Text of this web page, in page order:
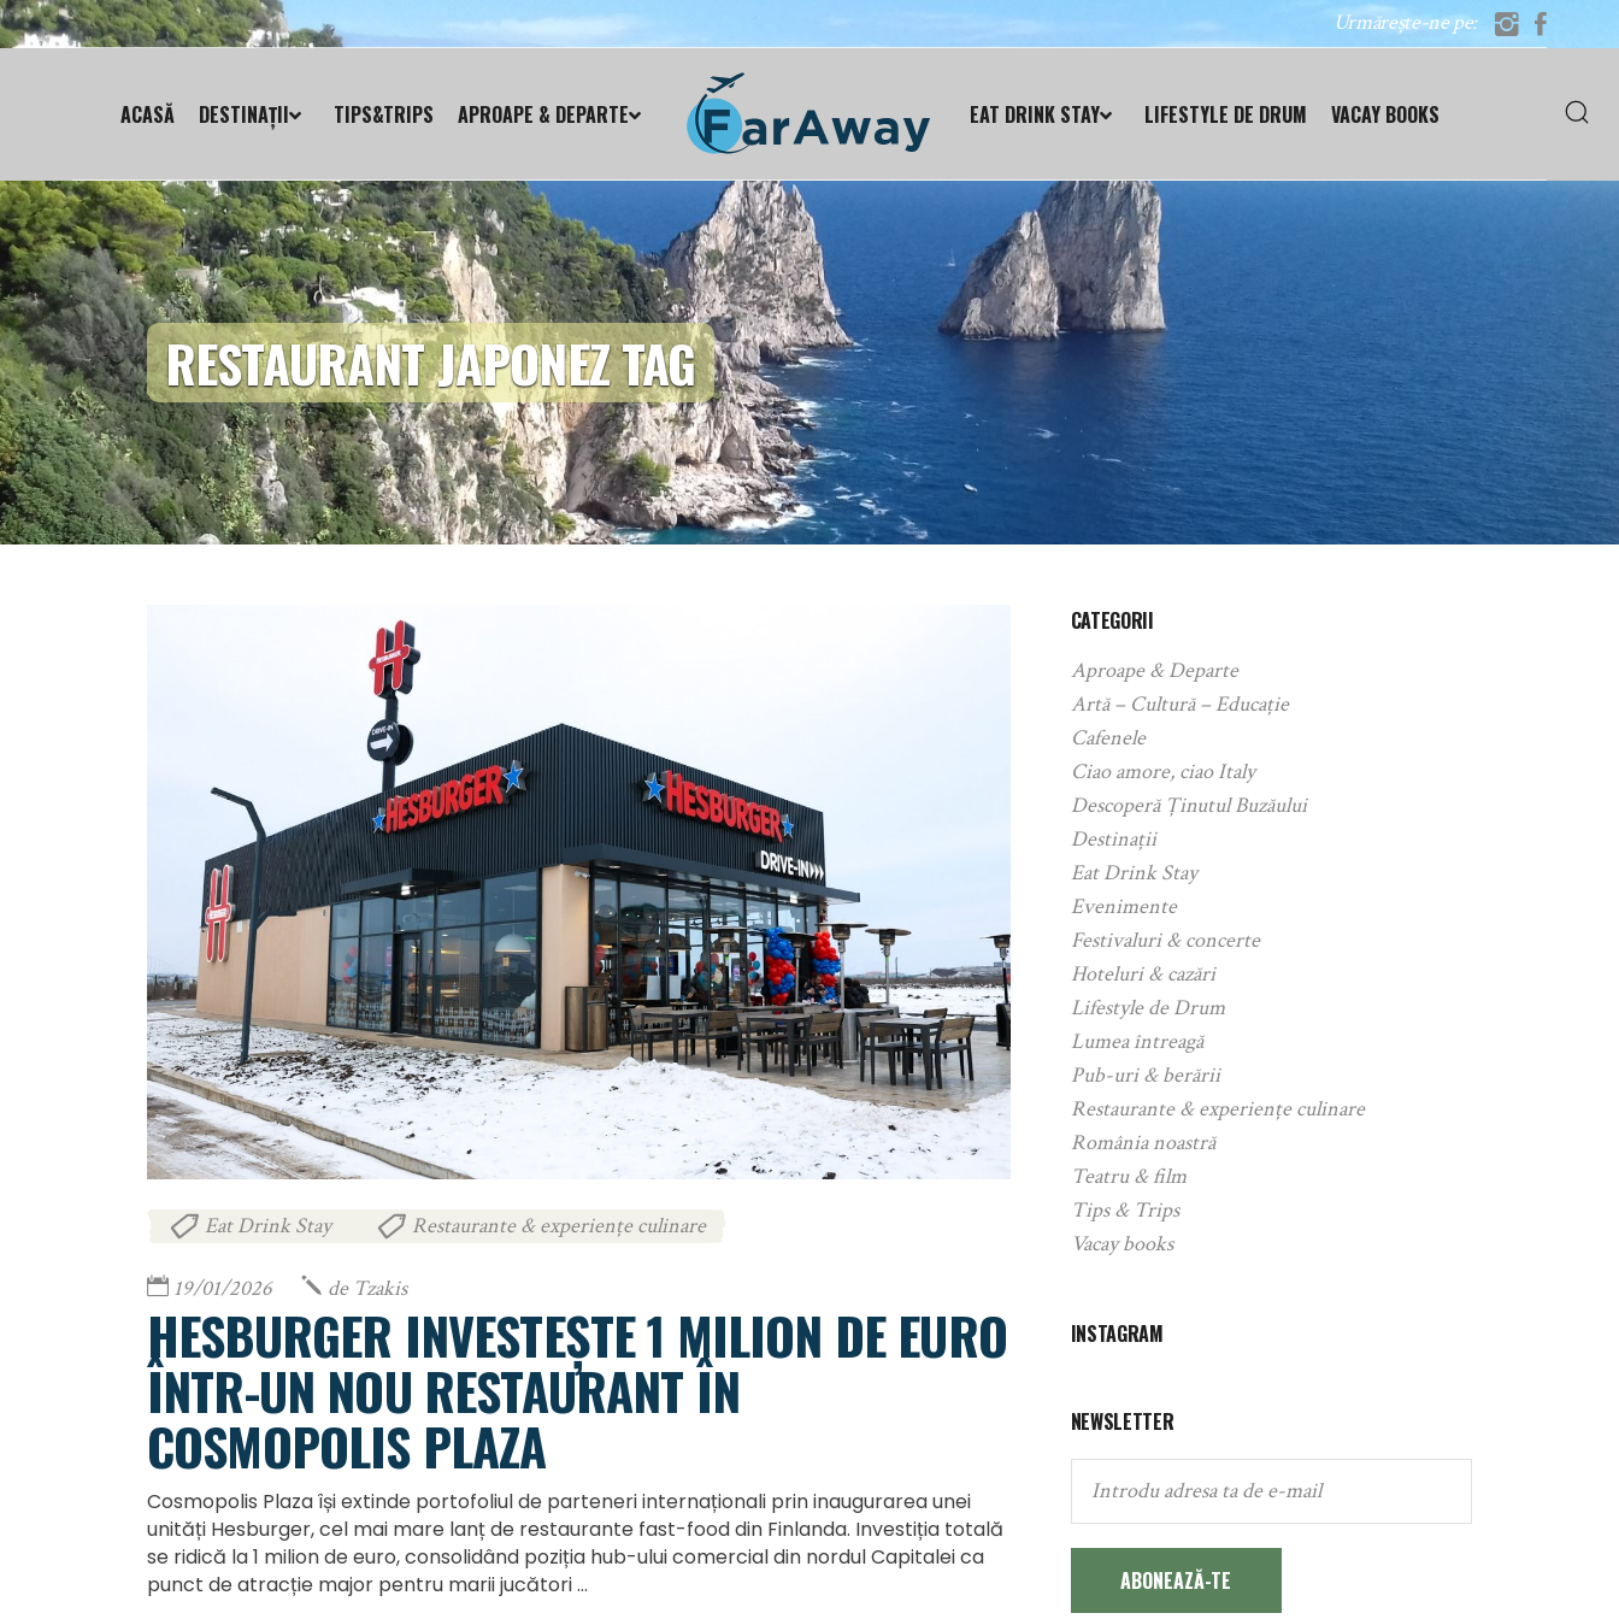
Urmărește-ne pe:
ACASĂ DESTINAȚII TIPS&TRIPS APROAPE & DEPARTE EAT DRINK STAY LIFESTYLE DE DRUM VACAY BOOKS
RESTAURANT JAPONEZ TAG
Eat Drink Stay Restaurante & experiențe culinare
19/01/2026 de Tzakis
HESBURGER INVESTEȘTE 1 MILION DE EURO
ÎNTR-UN NOU RESTAURANT ÎN
COSMOPOLIS PLAZA
Cosmopolis Plaza își extinde portofoliul de parteneri internaționali prin inaugurarea unei
unități Hesburger, cel mai mare lanț de restaurante fast-food din Finlanda. Investiția totală
se ridică la 1 milion de euro, consolidând poziția hub-ului comercial din nordul Capitalei ca
punct de atracție major pentru marii jucători
CATEGORII
Aproape & Departe
Artă – Cultură – Educație
Cafenele
Ciao amore, ciao Italy
Descoperă Ținutul Buzăului
Destinații
Eat Drink Stay
Evenimente
Festivaluri & concerte
Hoteluri & cazări
Lifestyle de Drum
Lumea întreagă
Pub-uri & berării
Restaurante & experiențe culinare
România noastră
Teatru & film
Tips & Trips
Vacay books
INSTAGRAM
NEWSLETTER
ABONEAZĂ-TE